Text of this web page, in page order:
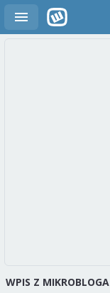
WPIS Z MIKROBLOGA